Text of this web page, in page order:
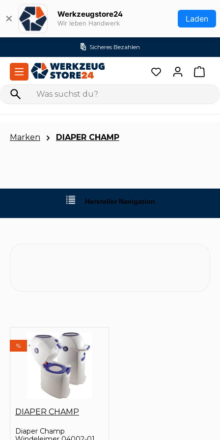
Zum Hauptinhalt springen
✕ Werkzeugstore24
Wir leben Handwerk Laden
Sicheres Bezahlen
Marken DIAPER CHAMP
Hersteller Navigation
%
DIAPER CHAMP
Diaper Champ